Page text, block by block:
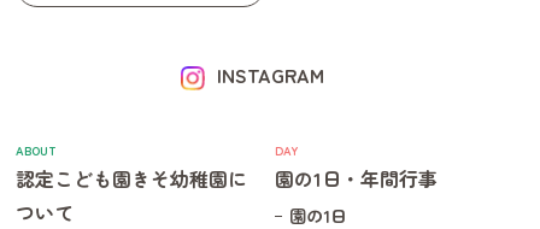
INSTAGRAM
ABOUT
認定こども園きそ幼稚園に
ついて
DAY
園の1日・年間行事
園の1日